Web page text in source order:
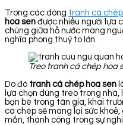
Trong các dòng tranh cá chép
hoa sen được nhiều người lựa
chúng giữa hồ nước mang
nghĩa phong thuỷ to lớn.
Treo tranh cá chép hoa
Do đó tranh cá chép hoa sen
lựa chọn dùng treo trong
bạn bè trong tân gia, khai
cá chép sẽ mang lại sức
mắn, thành công trong sự